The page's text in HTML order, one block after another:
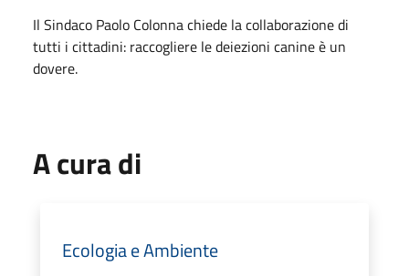
Il Sindaco Paolo Colonna chiede la collaborazione di
tutti i cittadini: raccogliere le deiezioni canine è un
dovere.
A cura di
Ecologia e Ambiente